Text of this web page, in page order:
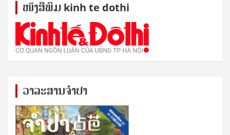
ໜັງ​ສື​ພິມ kinh te dothi
ວາລະສານຈຳປາ